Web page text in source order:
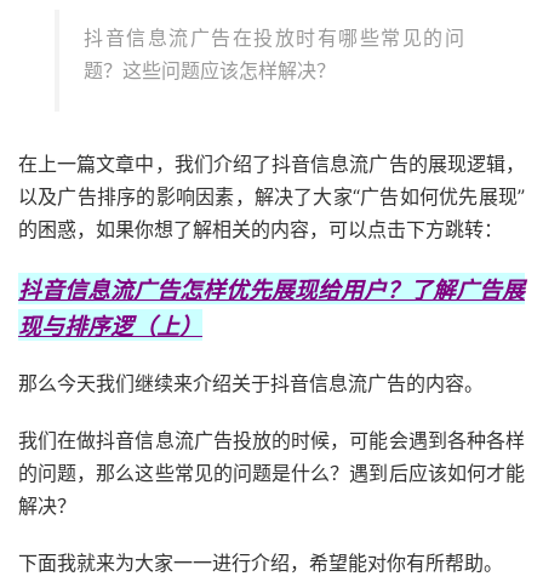
抖音信息流广告在投放时有哪些常见的问
题？这些问题应该怎样解决？
在上一篇文章中，我们介绍了抖音信息流广告的展现逻辑，
以及广告排序的影响因素，解决了大家“广告如何优先展现”
的困惑，如果你想了解相关的内容，可以点击下方跳转：
抖音信息流广告怎样优先展现给用户？了解广告展
现与排序逻（上）
那么今天我们继续来介绍关于抖音信息流广告的内容。
我们在做抖音信息流广告投放的时候，可能会遇到各种各样
的问题，那么这些常见的问题是什么？遇到后应该如何才能
解决？
下面我就来为大家一一进行介绍，希望能对你有所帮助。